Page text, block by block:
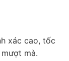
xác cao, tốc
mà.